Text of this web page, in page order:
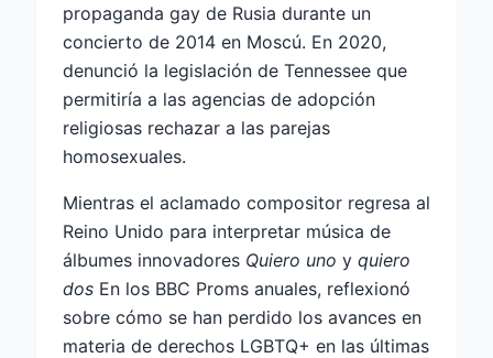
propaganda gay de Rusia durante un
concierto de 2014 en Moscú. En 2020,
denunció la legislación de Tennessee que
permitiría a las agencias de adopción
religiosas rechazar a las parejas
homosexuales.
Mientras el aclamado compositor regresa al
Reino Unido para interpretar música de
álbumes innovadores Quiero uno y quiero
dos En los BBC Proms anuales, reflexionó
sobre cómo se han perdido los avances en
materia de derechos LGBTQ+ en las últimas